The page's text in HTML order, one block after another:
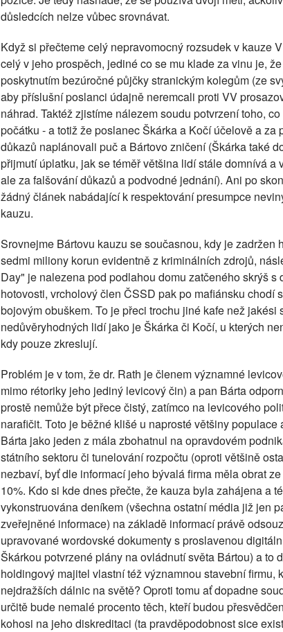
důsledcích nelze vůbec srovnávat.
Když si přečteme celý nepravomocný rozsudek v kauze
celý v jeho prospěch, jediné co se mu klade za vinu je,
poskytnutím bezúročné půjčky stranickým kolegům (ze
aby příslušní poslanci údajně neremcali proti VV
náhrad. Taktéž zjistíme nálezem soudu potvrzení toho,
počátku - a totiž že poslanec Škárka a Kočí účelově a za
důkazů naplánovali puč a Bártovo zničení (Škárka také
přijmutí úplatku, jak se téměř většina lidí stále domnívá a
ale za falšování důkazů a podvodné jednání). Ani po
žádný článek nabádající k respektování presumpce
kauzu.
Srovnejme Bártovu kauzu se současnou, kdy je zadržen
sedmi miliony korun evidentně z kriminálních zdrojů,
Day" je nalezena pod podlahou domu zatčeného skrýš s
hotovosti, vrcholový člen ČSSD pak po mafiánsku chodí
bojovým obuškem. To je přeci trochu jiné kafe než jakési
nedůvěryhodných lidí jako je Škárka či Kočí, u kterých
kdy pouze zkreslují.
Problém je v tom, že dr. Rath je členem významné
mimo rétoriky jeho jediný levicový čin) a pan Bárta
prostě nemůže být přece čistý, zatímco na levicového
narafičit. Toto je běžné klišé u naprosté většiny populace
Bárta jako jeden z mála zbohatnul na opravdovém
státního sektoru či tunelování rozpočtu (oproti většině
nezbaví, byť dle informací jeho bývalá firma měla obrat
10%. Kdo si kde dnes přečte, že kauza byla zahájena a
vykonstruována deníkem (všechna ostatní média již jen
zveřejněné informace) na základě informací právě
upravované wordovské dokumenty s proslavenou
Škárkou potvrzené plány na ovládnutí světa Bártou) a to
holdingový majitel vlastní též významnou stavební firmu,
nejdražších dálnic na světě? Oproti tomu ať dopadne
určitě bude nemalé procento těch, kteří budou
kohosi na jeho diskreditaci (ta pravděpodobnost sice